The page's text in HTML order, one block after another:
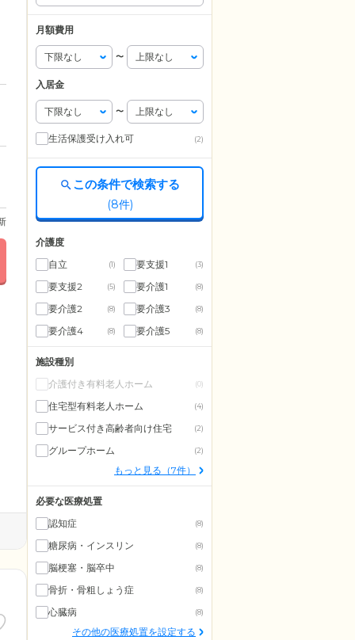
月額費用
〜
入居金
〜
生活保護受け入れ可 (2)
この条件で検索する
(8件)
介護度
自立
(1) 要支援1 (3)
要支援2 (5) 要介護1 (8)
要介護2 (8) 要介護3 (8)
要介護4 (8) 要介護5 (8)
施設種別
介護付き有料老人ホーム
(0)
住宅型有料老人ホーム (4)
サービス付き高齢者向け住宅 (2)
グループホーム (2)
もっと見る（7件）
必要な医療処置
認知症
(8)
糖尿病・インスリン (8)
脳梗塞・脳卒中 (8)
骨折・骨粗しょう症 (8)
心臓病 (8)
その他の医療処置を設定する